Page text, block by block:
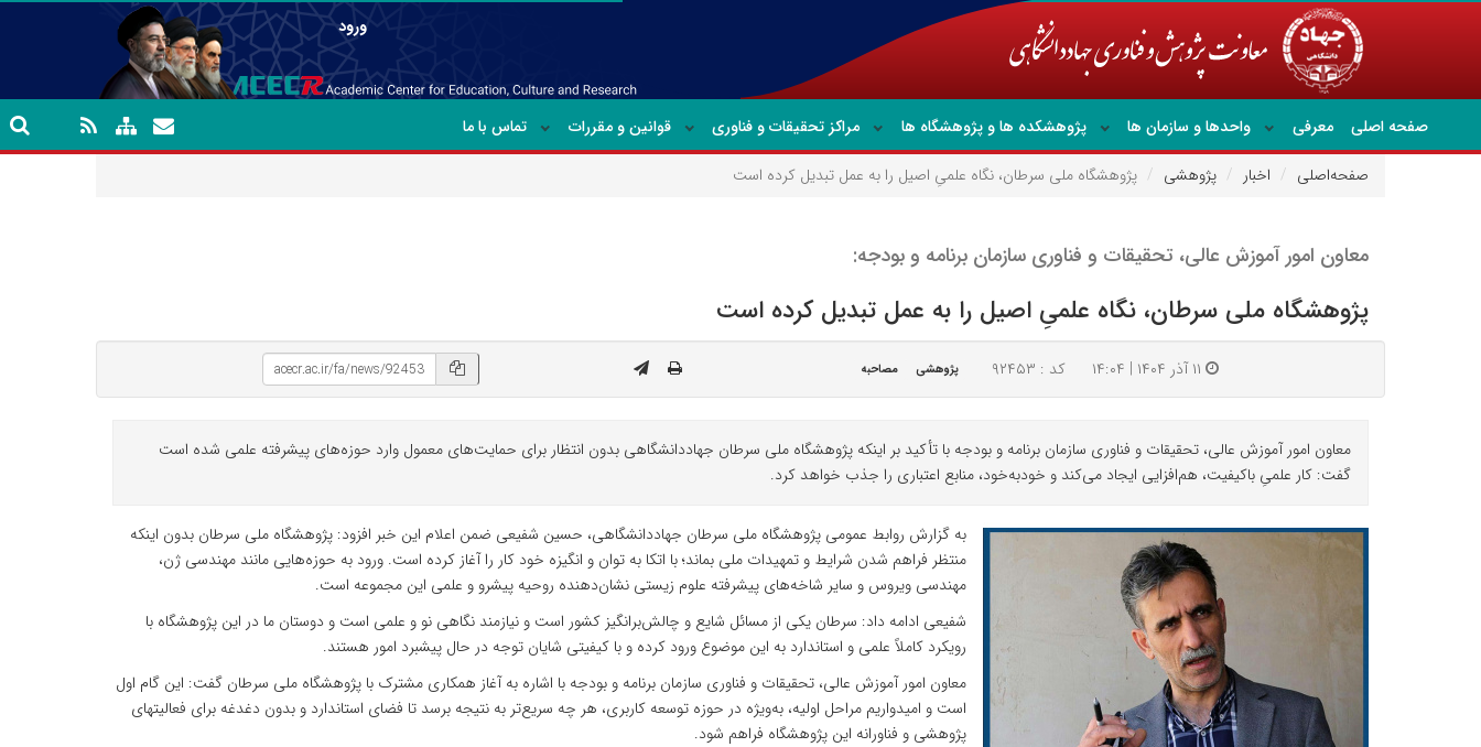
ورود
صفحه اصلی معرفی واحدها و سازمان ها پژوهشکده ها و پژوهشگاه ها مراکز تحقیقات و فناوری قوانین و مقررات
تماس با ما
صفحه‌اصلی
اخبار پژوهشی پژوهشگاه ملی سرطان، نگاه علمیِ اصیل را به عمل تبدیل کرده است
معاون امور آموزش عالی، تحقیقات و فناوری سازمان برنامه و بودجه:
پژوهشگاه ملی سرطان، نگاه علمیِ اصیل را به عمل تبدیل کرده است
۱۱ آذر ۱۴۰۴ | ۱۴:۰۴ کد : ۹۲۴۵۳ پژوهشی مصاحبه
معاون امور آموزش عالی، تحقیقات و فناوری سازمان برنامه و بودجه با تأکید بر اینکه پژوهشگاه ملی سرطان جهاددانشگاهی بدون انتظار برای حمایت‌های معمول وارد حوزه‌های پیشرفته علمی شده است
گفت: کار علمیِ باکیفیت، هم‌افزایی ایجاد می‌کند و خودبه‌خود، منابع اعتباری را جذب خواهد کرد.
به گزارش روابط عمومی پژوهشگاه ملی سرطان جهاددانشگاهی، حسین شفیعی ضمن اعلام این خبر افزود: پژوهشگاه ملی سرطان بدون اینکه
منتظر فراهم شدن شرایط و تمهیدات ملی بماند؛ با اتکا به توان و انگیزه خود کار را آغاز کرده است. ورود به حوزه‌هایی مانند مهندسی ژن،
مهندسی ویروس و سایر شاخه‌های پیشرفته علوم زیستی نشان‌دهنده روحیه پیشرو و علمی این مجموعه است.
شفیعی ادامه داد: سرطان یکی از مسائل شایع و چالش‌برانگیز کشور است و نیازمند نگاهی نو و علمی است و دوستان ما در این پژوهشگاه با
رویکرد کاملاً علمی و استاندارد به این موضوع ورود کرده و با کیفیتی شایان توجه در حال پیشبرد امور هستند.
معاون امور آموزش عالی، تحقیقات و فناوری سازمان برنامه و بودجه با اشاره به آغاز همکاری مشترک با پژوهشگاه ملی سرطان گفت: این گام اول
است و امیدواریم مراحل اولیه، به‌ویژه در حوزه توسعه کاربری، هر چه سریع‌تر به نتیجه برسد تا فضای استاندارد و بدون دغدغه برای فعالیتهای
پژوهشی و فناورانه این پژوهشگاه فراهم شود.